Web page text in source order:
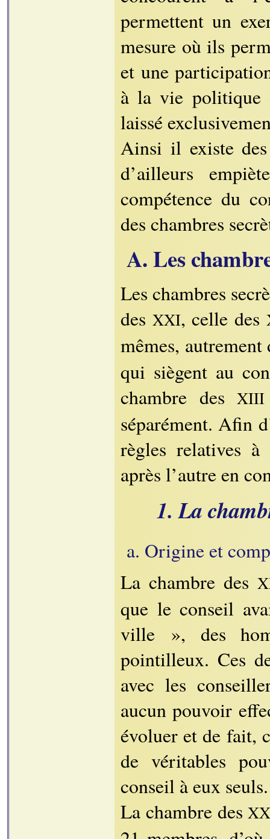
permettent un
mesure où ils
et une
à la vie politique
laissé
Ainsi il existe
d’ailleurs
compétence du
des chambres
A. Les
Les chambres
des XXI, celle des
mêmes,
qui siègent au
chambre desXIII
séparément. Afin
règles relatives à
après l’autre en
1. La
a. Origine et
La chambre des
que le conseil
ville », des
pointilleux. Ces
avec les
aucun pouvoir
évoluer et de fait,
de véritables
conseil à eux seuls.
La chambre des